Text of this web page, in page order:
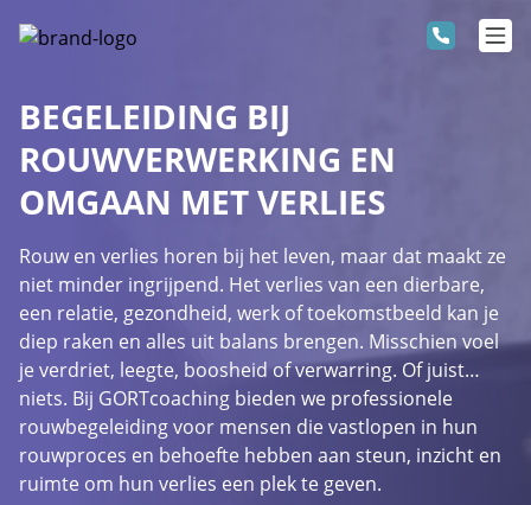
BEGELEIDING BIJ
ROUWVERWERKING EN
OMGAAN MET VERLIES
Rouw en verlies horen bij het leven, maar dat maakt ze
niet minder ingrijpend. Het verlies van een dierbare,
een relatie, gezondheid, werk of toekomstbeeld kan je
diep raken en alles uit balans brengen. Misschien voel
je verdriet, leegte, boosheid of verwarring. Of juist…
niets. Bij GORTcoaching bieden we professionele
rouwbegeleiding voor mensen die vastlopen in hun
rouwproces en behoefte hebben aan steun, inzicht en
ruimte om hun verlies een plek te geven.